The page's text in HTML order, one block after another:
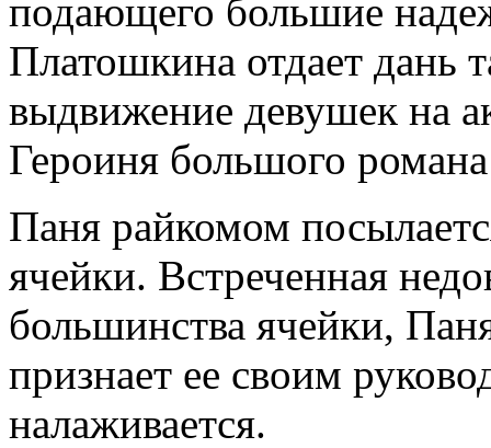
подающего большие
Платошкина отдает дань
выдвижение девушек на
Героиня большого
Паня райкомом
ячейки. Встреченная
большинства ячейки,
признает ее своим
налаживается.